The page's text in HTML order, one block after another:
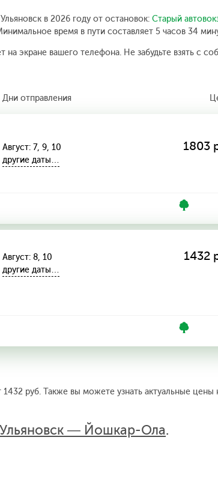
в 2026 году от остановок: Старый
время в пути составляет 5 часов 34
экране вашего телефона. Не забудьте взять с
Дни отправления
Август: 7, 9, 10
другие даты…
1803
Август: 8, 10
другие даты…
1432
руб. Также вы можете узнать актуальные цены
— Йошкар-Ола.